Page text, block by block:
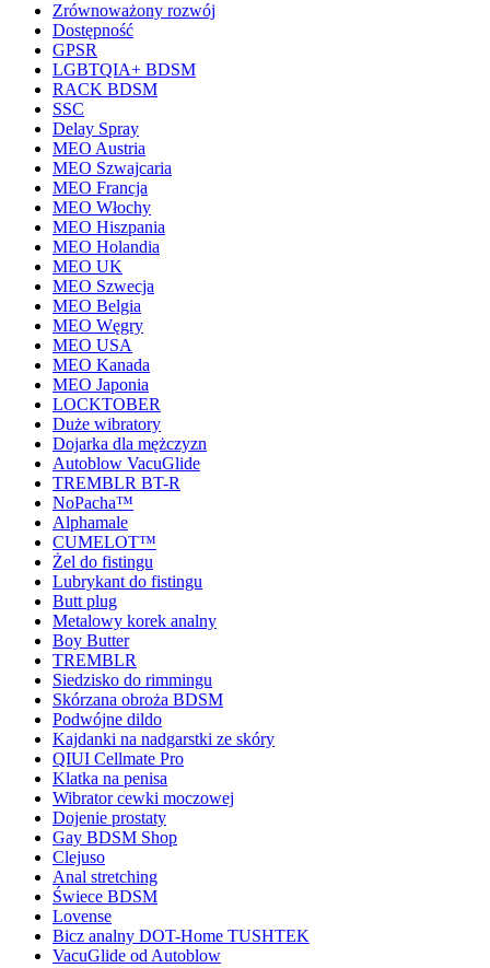
Zrównoważony rozwój
Dostępność
GPSR
LGBTQIA+ BDSM
RACK BDSM
SSC
Delay Spray
MEO Austria
MEO Szwajcaria
MEO Francja
MEO Włochy
MEO Hiszpania
MEO Holandia
MEO UK
MEO Szwecja
MEO Belgia
MEO Węgry
MEO USA
MEO Kanada
MEO Japonia
LOCKTOBER
Duże wibratory
Dojarka dla mężczyzn
Autoblow VacuGlide
TREMBLR BT-R
NoPacha™
Alphamale
CUMELOT™
Żel do fistingu
Lubrykant do fistingu
Butt plug
Metalowy korek analny
Boy Butter
TREMBLR
Siedzisko do rimmingu
Skórzana obroża BDSM
Podwójne dildo
Kajdanki na nadgarstki ze skóry
QIUI Cellmate Pro
Klatka na penisa
Wibrator cewki moczowej
Dojenie prostaty
Gay BDSM Shop
Clejuso
Anal stretching
Świece BDSM
Lovense
Bicz analny DOT-Home TUSHTEK
VacuGlide od Autoblow